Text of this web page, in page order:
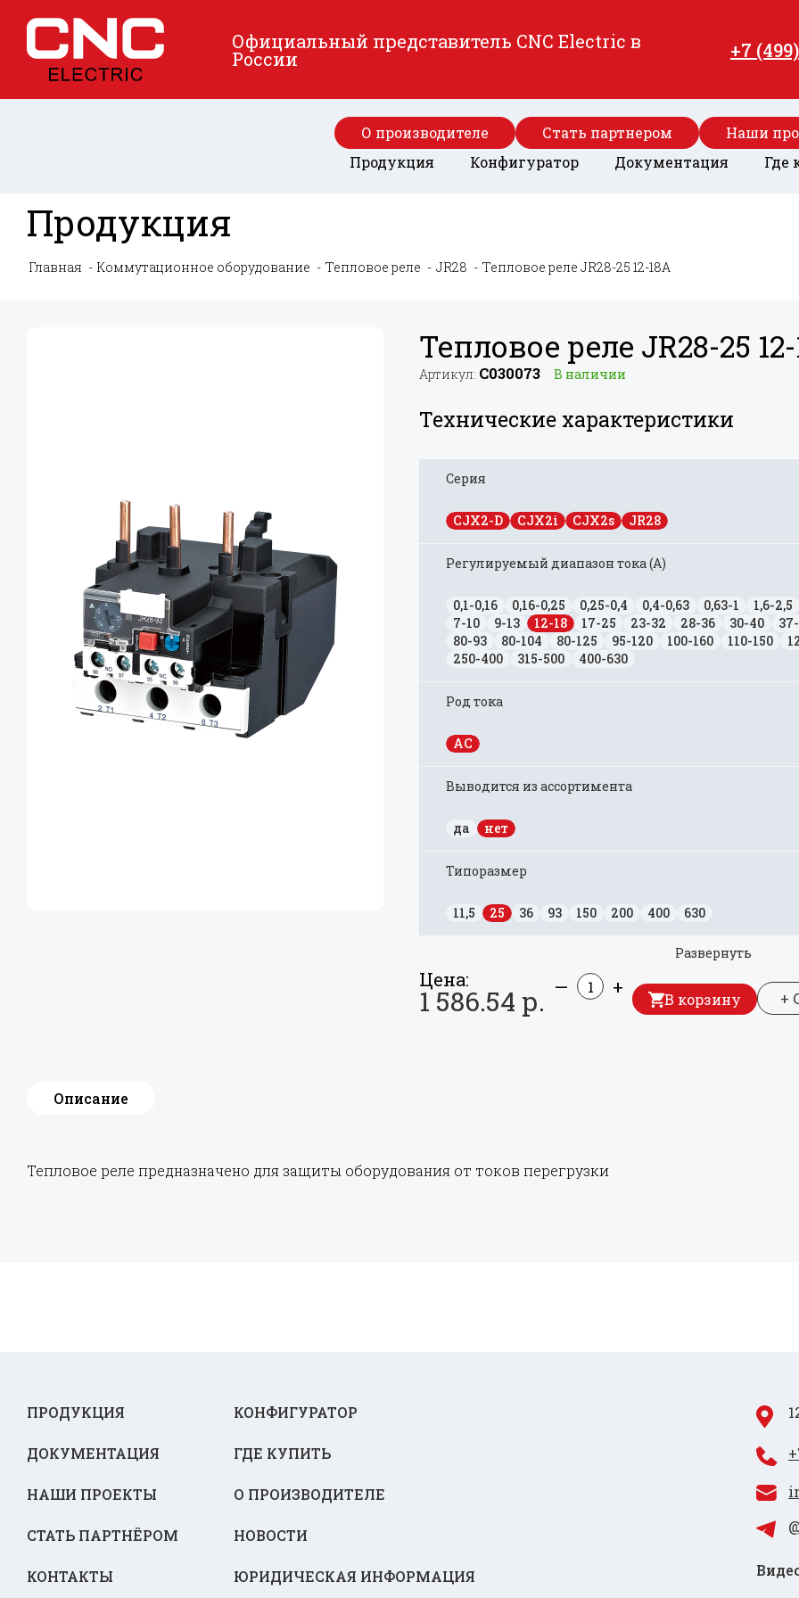
Официальный представитель CNC Electric в
России +7
О производителе Стать партнером
Наши
Продукция
Конфигуратор Документация Где
Продукция
Главная Коммутационное оборудование Тепловое реле JR28 Тепловое реле JR28-25 12-18A
Тепловое реле JR28-25
Артикул: C030073 В наличии
Технические характеристики
Развернуть
Серия
CJX2-D CJX2i CJX2s JR28
Регулируемый диапазон тока (А)
0,1-0,16 0,16-0,25 0,25-0,4 0,4-0,63 0,63-1 1,6-2,5
7-10
9-13 12-18 17-25 23-32 28-36 30-40
80-93
80-104 80-125 95-120 100-160 110-150
250-400
315-500 400-630
Род тока
AC
Выводится из ассортимента
да нет
Типоразмер
11,5 25 36 93 150 200 400 630
Цена:
1 586.54 р. — +
В корзину +
Описание
Тепловое реле предназначено для защиты оборудования от токов перегрузки
ПРОДУКЦИЯ КОНФИГУРАТОР
ДОКУМЕНТАЦИЯ ГДЕ КУПИТЬ
НАШИ ПРОЕКТЫ О ПРОИЗВОДИТЕЛЕ
СТАТЬ ПАРТНЁРОМ НОВОСТИ
КОНТАКТЫ ЮРИДИЧЕСКАЯ ИНФОРМАЦИЯ